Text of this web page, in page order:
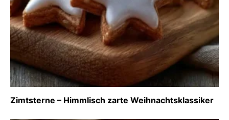
Zimtsterne – Himmlisch zarte Weihnachtsklassiker